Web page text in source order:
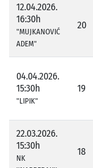
12.04.2026.
16:30h
"MUJKANOVIĆ
ADEM"
20
04.04.2026.
15:30h
"LIPIK"
19
22.03.2026.
15:30h
NK
18